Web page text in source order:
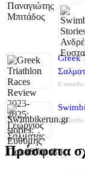
Greek
8 months
8 months
Πρόσφατα